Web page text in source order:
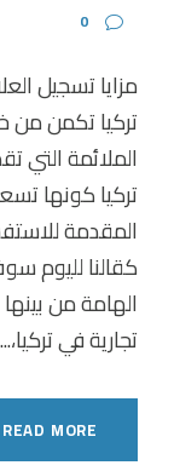
0
مزايا تسجيل
تركيا تكمن من
الملائمة التي
تركيا كونها
كقالنا لليوم
الهامة من
تجارية في تركيا،...
READ MORE